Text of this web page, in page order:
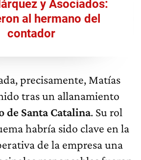
y Asociados:
al hermano del
contador
precisamente, Matías
tras un allanamiento
de Santa Catalina. Su rol
habría sido clave en la
de la empresa una